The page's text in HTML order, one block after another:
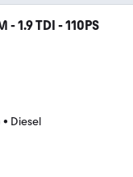
- 1.9 TDI - 110PS
• Diesel